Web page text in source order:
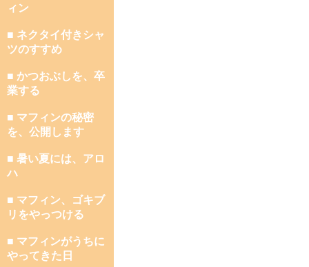
ィン
■ ネクタイ付きシャ
ツのすすめ
■ かつおぶしを、卒
業する
■ マフィンの秘密
を、公開します
■ 暑い夏には、アロ
ハ
■ マフィン、ゴキブ
リをやっつける
■ マフィンがうちに
やってきた日